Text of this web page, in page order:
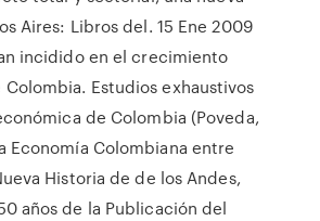
Aires: Libros del. 15 Ene 2009
incidido en el crecimiento
Estudios exhaustivos
de Colombia (Poveda,
Economía Colombiana entre
Historia de de los Andes,
años de la Publicación del